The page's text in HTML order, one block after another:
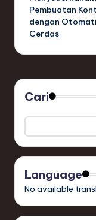
Pembuatan
dengan
Cerdas
Cari
Language
No available